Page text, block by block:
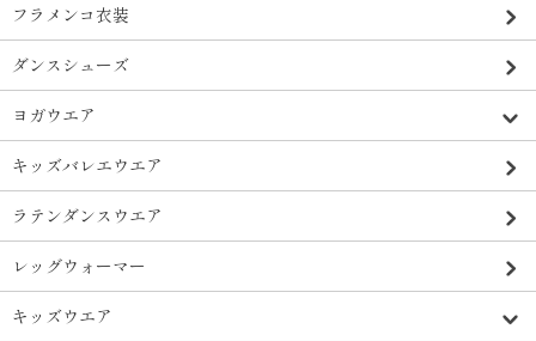
フラメンコ衣装
ダンスシューズ
ヨガウエア
キッズバレエウエア
ラテンダンスウエア
レッグウォーマー
キッズウエア